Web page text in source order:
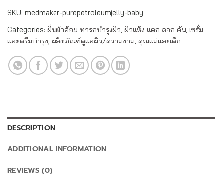
SKU: medmaker-purepetroleumjelly-baby
Categories: ผื่นผ้าอ้อม ทารกบำรุงผิว ผิวแห้ง แตก ลอก คัน เซรั่ม
และครีมบำรุง ผลิตภัณฑ์ดูแลผิว/ความงาม คุณแม่และเด็ก
DESCRIPTION
ADDITIONAL INFORMATION
REVIEWS (0)